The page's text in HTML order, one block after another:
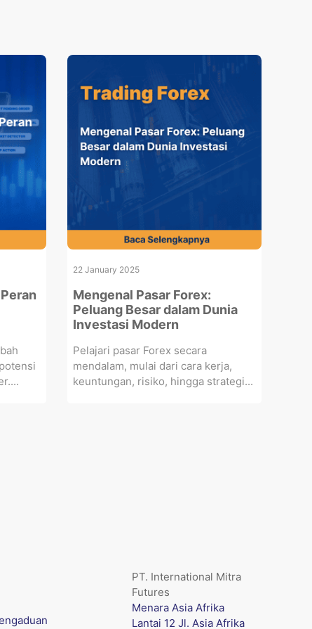
22 January 2025
Mengenal Pasar Forex:
Peluang Besar dalam Dunia
Investasi Modern
Pelajari pasar Forex secara
mendalam, mulai dari cara kerja,
keuntungan, risiko, hingga strategi...
PT. International Mitra
Futures
Menara Asia Afrika
Lantai 12 Jl. Asia Afrika